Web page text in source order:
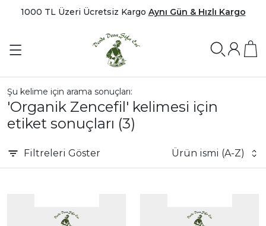
1000 TL Üzeri Ücretsiz Kargo Aynı Gün & Hızlı Kargo
Şu kelime için arama sonuçları:
'Organik Zencefil' kelimesi için
etiket sonuçları (3)
Filtreleri Göster Ürün ismi (A-Z)